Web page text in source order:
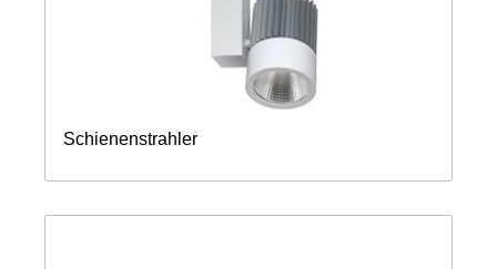
Schienenstrahler